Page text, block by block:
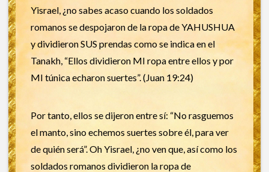
Yisrael, ¿no sabes acaso cuando los soldados
romanos se despojaron de la ropa de YAHUSHUA
y dividieron SUS prendas como se indica en el
Tanakh, “Ellos dividieron MI ropa entre ellos y por
MI túnica echaron suertes”. (Juan 19:24)
Por tanto, ellos se dijeron entre sí: “No rasguemos
el manto, sino echemos suertes sobre él, para ver
de quién será”. Oh Yisrael, ¿no ven que, así como los
soldados romanos dividieron la ropa de